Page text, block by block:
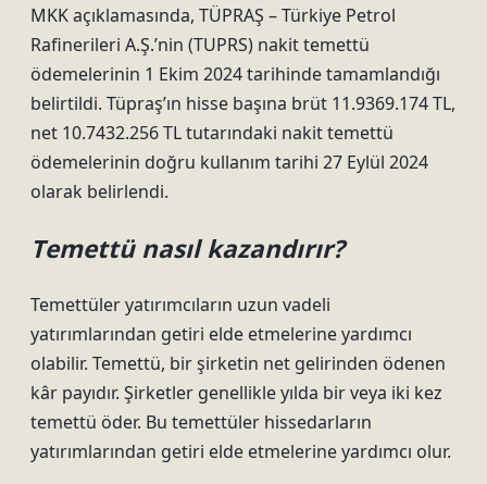
MKK açıklamasında, TÜPRAŞ – Türkiye Petrol
Rafinerileri A.Ş.’nin (TUPRS) nakit temettü
ödemelerinin 1 Ekim 2024 tarihinde tamamlandığı
belirtildi. Tüpraş’ın hisse başına brüt 11.9369.174 TL,
net 10.7432.256 TL tutarındaki nakit temettü
ödemelerinin doğru kullanım tarihi 27 Eylül 2024
olarak belirlendi.
Temettü nasıl kazandırır?
Temettüler yatırımcıların uzun vadeli
yatırımlarından getiri elde etmelerine yardımcı
olabilir. Temettü, bir şirketin net gelirinden ödenen
kâr payıdır. Şirketler genellikle yılda bir veya iki kez
temettü öder. Bu temettüler hissedarların
yatırımlarından getiri elde etmelerine yardımcı olur.